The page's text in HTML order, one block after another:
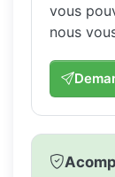
vous
nous